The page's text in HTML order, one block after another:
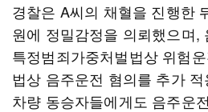
경찰은 A씨의 채혈을 진행한
원에 정밀감정을 의뢰했으며,
특정범죄가중처벌법상 위험
법상 음주운전 혐의를 추가
차량 동승자들에게도 음주운